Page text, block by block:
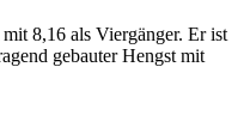
8,16 als Viergänger. Er ist
gebauter Hengst mit